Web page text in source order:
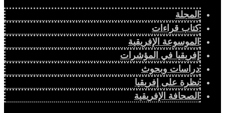
المجلة
كتاب قراءات
الموسوعة الإفريقية
إفريقيا في المؤشرات
دراسات وبحوث
نظرة على إفريقيا
الصحافة الإفريقية